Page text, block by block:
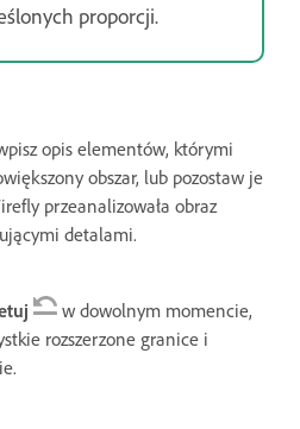
proporcji.
opis elementów, którymi
obszar, lub pozostaw je
przeanalizowała obraz
detalami.
w dowolnym momencie,
rozszerzone granice i